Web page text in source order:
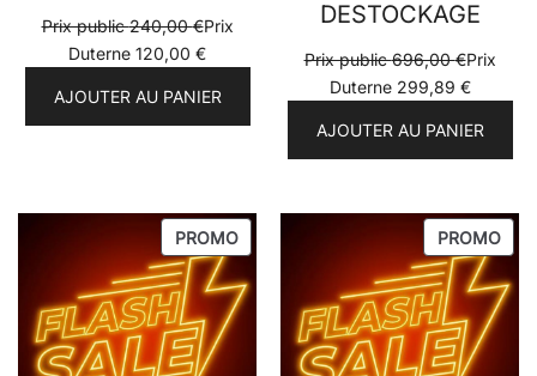
Prix public240,00€Prix
Duterne 120,00 €
AJOUTER AU PANIER
DESTOCKAGE
Prix public696,00€Prix
Duterne 299,89 €
AJOUTER AU PANIER
PROMOPRODUIT
PROMOTION
PROMO